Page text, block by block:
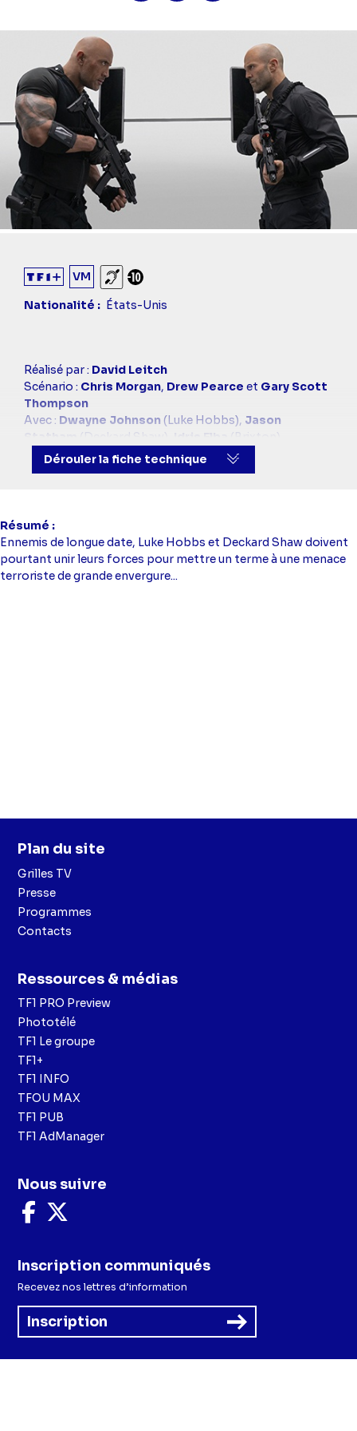
VM Sourds et malentendants
Déconseillé aux -10 ans
Nationalité
États-Unis
Casting
simba
Réalisé par : David Leitch
Scénario : Chris Morgan, Drew Pearce et Gary Scott
Thompson
Avec : Dwayne Johnson (Luke Hobbs), Jason
(Deckard Shaw),
(Brixton),
Vanessa Kirby
(Hattie), Helen Mirren(Queenie)
Dérouler la fiche technique
Résumé
Ennemis de longue date, Luke Hobbs et Deckard Shaw doivent
pourtant unir leurs forces pour mettre un terme à une menace
terroriste de grande envergure...
Plan du site
Grilles TV
Presse
Programmes
Contacts
Ressources & médias
TF1 PRO Preview
Phototélé
TF1 Le groupe
TF1+
TF1 INFO
TFOU MAX
TF1 PUB
TF1 AdManager
Nous suivre
Nous
suivre
Facebook
X
Inscription communiqués
Recevez nos lettres d’information
Inscription